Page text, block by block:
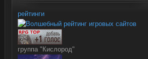
рейтинги
группа "Кислород"